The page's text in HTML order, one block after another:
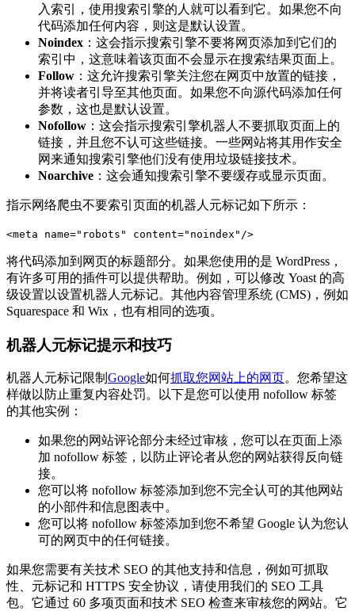
入索引，使用搜索引擎的人就可以看到它。如果您不向
代码添加任何内容，则这是默认设置。
Noindex ：这会指示搜索引擎不要将网页添加到它们的
索引中，这意味着该页面不会显示在搜索结果页面上。
Follow ：这允许搜索引擎关注您在网页中放置的链接，
并将读者引导至其他页面。如果您不向源代码添加任何
参数，这也是默认设置。
Nofollow ：这会指示搜索引擎机器人不要抓取页面上的
链接，并且您不认可这些链接。一些网站将其用作安全
网来通知搜索引擎他们没有使用垃圾链接技术。
Noarchive ：这会通知搜索引擎不要缓存或显示页面。
指示网络爬虫不要索引页面的机器人元标记如下所示：
<meta name="robots" content="noindex"/>
将代码添加到网页的标题部分。如果您使用的是 WordPress，
有许多可用的插件可以提供帮助。例如，可以修改 Yoast 的高
级设置以设置机器人元标记。其他内容管理系统 (CMS)，例如
Squarespace 和 Wix，也有相同的选项。
机器人元标记提示和技巧
机器人元标记限制 Google如何抓取您网站上的网页。您希望这
样做以防止重复内容处罚。以下是您可以使用 nofollow 标签
的其他实例：
如果您的网站评论部分未经过审核，您可以在页面上添
加 nofollow 标签，以防止评论者从您的网站获得反向链
接。
您可以将 nofollow 标签添加到您不完全认可的其他网站
的小部件和信息图表中。
您可以将 nofollow 标签添加到您不希望 Google 认为您认
可的网页中的任何链接。
如果您需要有关技术 SEO 的其他支持和信息，例如可抓取
性、元标记和 HTTPS 安全协议，请使用我们的 SEO 工具
包。它通过 60 多项页面和技术 SEO 检查来审核您的网站。它